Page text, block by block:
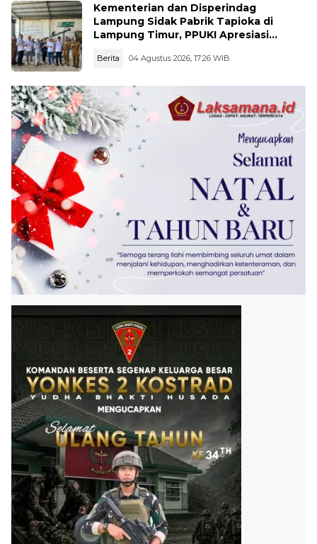
Kementerian dan Disperindag
Lampung Sidak Pabrik Tapioka di
Lampung Timur, PPUKI Apresiasi
Berita 04 Agustus 2026, 17:26 WIB